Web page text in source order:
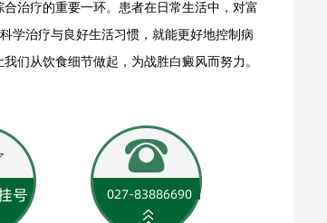
治疗的重要一环。患者在日常生活中，对富
学治疗与良好生活习惯，就能更好地控制病
们从饮食细节做起，为战胜白癜风而努力。